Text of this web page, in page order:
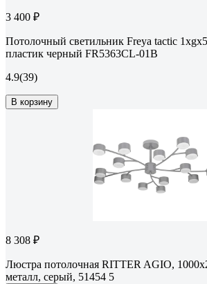
3 400 ₽
Потолочный светильник Freya tactic
пластик черный FR5363CL-01B
4.9(39)
В корзину
8 308 ₽
Люстра потолочная RITTER AGIO,
металл, серый, 51454 5